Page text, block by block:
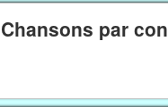
Chansons par